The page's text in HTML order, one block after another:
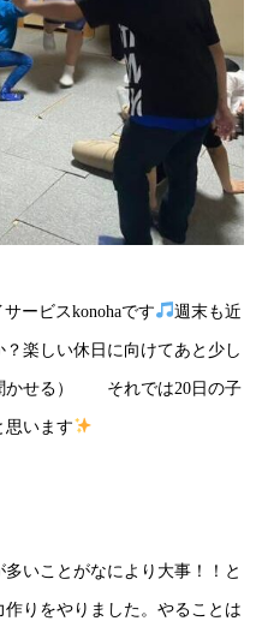
ービスkonohaです 週末も近
楽しい休日に向けてあと少し
かせる） それでは20日の子
思います
いことがなにより大事！！と
りをやりました。やることは